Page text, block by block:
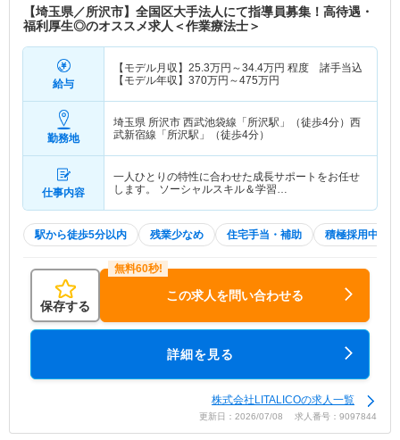
【埼玉県／所沢市】全国区大手法人にて指導員募集！高待遇・
福利厚生◎のオススメ求人＜作業療法士＞
給与
【モデル月収】 25.3万円～34.4万円 程度 諸手当込
【モデル年収】 370万円～475万円
勤務地
埼玉県 所沢市 西武池袋線「所沢駅」（徒歩4分）西
武新宿線「所沢駅」（徒歩4分）
仕事内容
一人ひとりの特性に合わせた成長サポートをお任せ
します。 ソーシャルスキル＆学習…
駅から徒歩5分以内 残業少なめ 住宅手当・補助 積極採用中
保存する
この求人を問い合わせる
詳細を見る
株式会社LITALICOの求人一覧
更新日：2026/07/08 求人番号：9097844